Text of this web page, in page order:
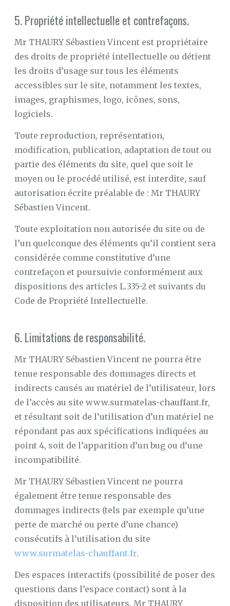
5. Propriété intellectuelle et contrefaçons.
Mr THAURY Sébastien Vincent est propriétaire
des droits de propriété intellectuelle ou détient
les droits d’usage sur tous les éléments
accessibles sur le site, notamment les textes,
images, graphismes, logo, icônes, sons,
logiciels.
Toute reproduction, représentation,
modification, publication, adaptation de tout ou
partie des éléments du site, quel que soit le
moyen ou le procédé utilisé, est interdite, sauf
autorisation écrite préalable de : Mr THAURY
Sébastien Vincent.
Toute exploitation non autorisée du site ou de
l’un quelconque des éléments qu’il contient sera
considérée comme constitutive d’une
contrefaçon et poursuivie conformément aux
dispositions des articles L.335-2 et suivants du
Code de Propriété Intellectuelle.
6. Limitations de responsabilité.
Mr THAURY Sébastien Vincent ne pourra être
tenue responsable des dommages directs et
indirects causés au matériel de l’utilisateur, lors
de l’accès au site www.surmatelas-chauffant.fr,
et résultant soit de l’utilisation d’un matériel ne
répondant pas aux spécifications indiquées au
point 4, soit de l’apparition d’un bug ou d’une
incompatibilité.
Mr THAURY Sébastien Vincent ne pourra
également être tenue responsable des
dommages indirects (tels par exemple qu’une
perte de marché ou perte d’une chance)
consécutifs à l’utilisation du site
www.surmatelas-chauffant.fr.
Des espaces interactifs (possibilité de poser des
questions dans l’espace contact) sont à la
disposition des utilisateurs. Mr THAURY